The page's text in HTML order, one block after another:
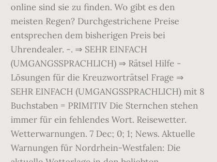
online sind sie zu finden. Wo gibt es den
meisten Regen? Durchgestrichene Preise
entsprechen dem bisherigen Preis bei
Uhrendealer. -. ⇒ SEHR EINFACH
(UMGANGSSPRACHLICH) ⇒ Rätsel Hilfe -
Lösungen für die Kreuzworträtsel Frage ⇒
SEHR EINFACH (UMGANGSSPRACHLICH) mit 8
Buchstaben = PRIMITIV Die Sternchen stehen
immer für ein fehlendes Wort. Reisewetter.
Wetterwarnungen. 7 Dec; 0; 1; News. Aktuelle
Warnungen für Nordrhein-Westfalen: Die